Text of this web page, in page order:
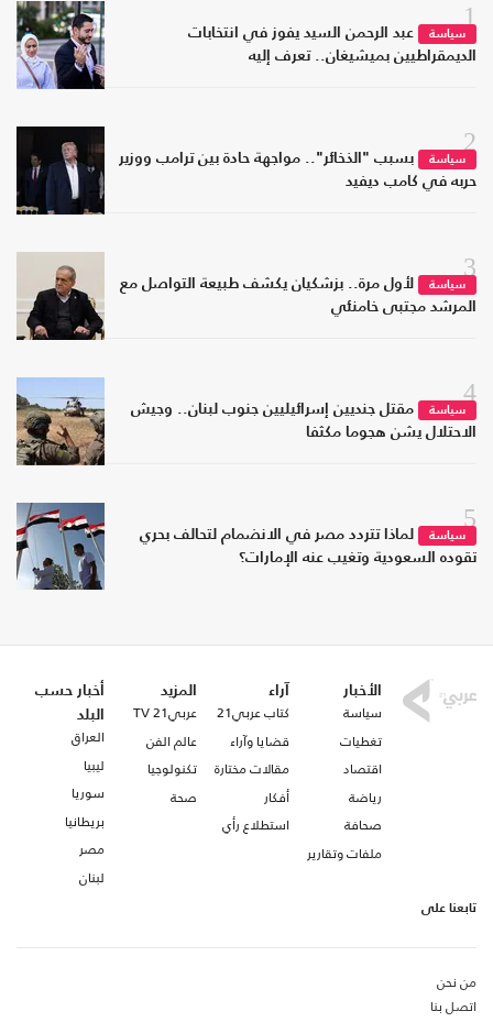
1
سياسة
عبد الرحمن السيد يفوز في انتخابات
الديمقراطيين بميشيغان.. تعرف إليه
2
سياسة
بسبب "الذخائر".. مواجهة حادة بين ترامب ووزير
حربه في كامب ديفيد
3
سياسة
لأول مرة.. بزشكيان يكشف طبيعة التواصل مع
المرشد مجتبى خامنئي
4
سياسة
مقتل جنديين إسرائيليين جنوب لبنان.. وجيش
الاحتلال يشن هجوما مكثفا
5
سياسة
لماذا تتردد مصر في الانضمام لتحالف بحري
تقوده السعودية وتغيب عنه الإمارات؟
الأخبار
سياسة
تغطيات
اقتصاد
رياضة
صحافة
ملفات وتقارير
آراء
كتاب عربي21
قضايا وآراء
مقالات مختارة
أفكار
استطلاع رأي
المزيد
عربي21 TV
عالم الفن
تكنولوجيا
صحة
أخبار حسب
البلد
العراق
ليبيا
سوريا
بريطانيا
مصر
لبنان
تابعنا على
من نحن
اتصل بنا